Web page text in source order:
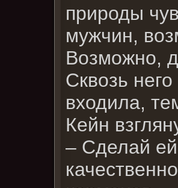
природы
мужчин,
Возможно,
Сквозь
входила,
Кейн
– Сделай